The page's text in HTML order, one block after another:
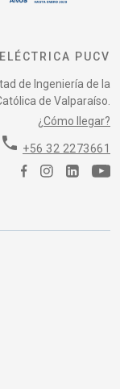
PUCV
de Ingeniería de la
de Valparaíso.
¿Cómo llegar?
phone +56 32 2273661